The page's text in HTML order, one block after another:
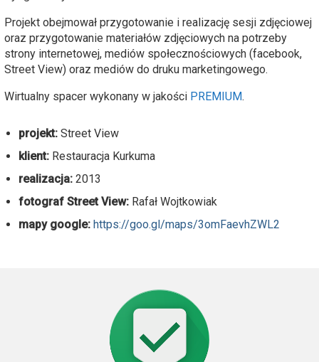
Projekt obejmował przygotowanie i realizację sesji zdjęciowej
oraz przygotowanie materiałów zdjęciowych na potrzeby
strony internetowej, mediów społecznościowych (facebook,
Street View) oraz mediów do druku marketingowego.
Wirtualny spacer wykonany w jakości PREMIUM.
projekt: Street View
klient: Restauracja Kurkuma
realizacja: 2013
fotograf Street View: Rafał Wojtkowiak
mapy google: https://goo.gl/maps/3omFaevhZWL2